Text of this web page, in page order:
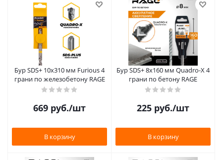
Бур SDS+ 10х310 мм Furious 4
грани по железобетону RAGE
669 руб./шт
В корзину
Бур SDS+ 8х160 мм Quadro-X 4
грани по бетону RAGE
225 руб./шт
В корзину